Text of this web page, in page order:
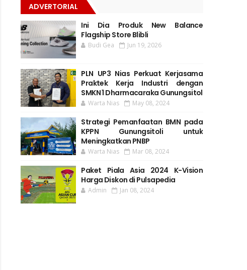
ADVERTORIAL
Ini Dia Produk New Balance
Flagship Store Blibli
Budi Gea Jun 19, 2026
PLN UP3 Nias Perkuat Kerjasama
Praktek Kerja Industri dengan
SMKN 1 Dharmacaraka Gunungsitol
Warta Nias May 08, 2024
Strategi Pemanfaatan BMN pada
KPPN Gunungsitoli untuk
Meningkatkan PNBP
Warta Nias Mar 08, 2024
Paket Piala Asia 2024 K-Vision
Harga Diskon di Pulsapedia
Admin Jan 08, 2024